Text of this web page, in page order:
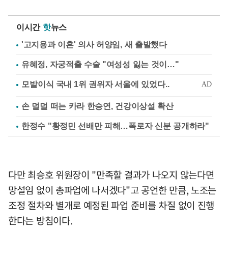
이시간 핫뉴스
'고지용과 이혼' 의사 허양임, 새 출발했다
유혜정, 자궁적출 수술 "여성성 잃는 것이…"
손 덜덜 떠는 카라 한승연, 건강이상설 확산
한정수 "황정민 선배만 피해…폭로자 신분 공개하라"
다만 최승호 위원장이 "만족할 결과가 나오지 않는다면
망설임 없이 총파업에 나서겠다"고 공언한 만큼, 노조는
조정 절차와 별개로 예정된 파업 준비를 차질 없이 진행
한다는 방침이다.